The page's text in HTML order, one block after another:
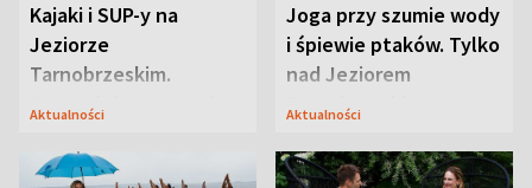
Kajaki i SUP-y na
Jeziorze
Tarnobrzeskim.
Przyrodnicy zwracają
Aktualności
Joga przy szumie wody
i śpiewie ptaków. Tylko
nad Jeziorem
Tarnobrzeskim
Aktualności